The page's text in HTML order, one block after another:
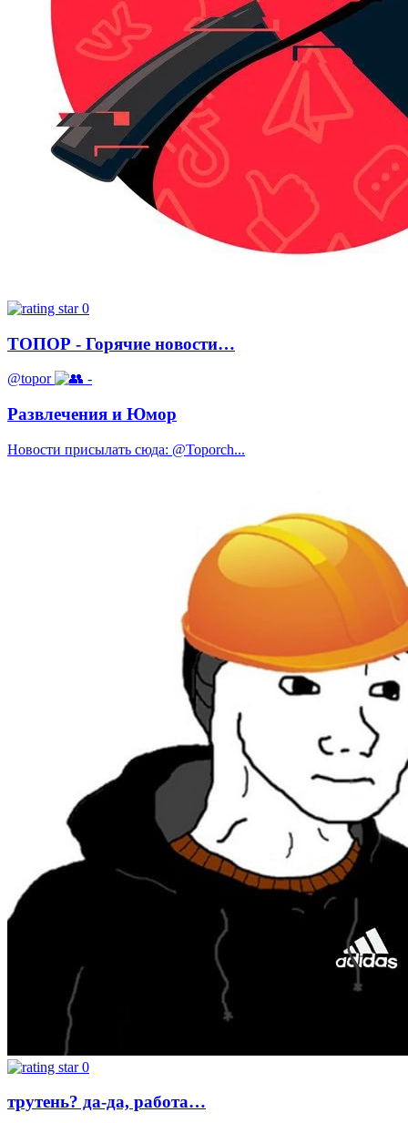
0
ТОПОР - Горячие новости…
@topor -
Развлечения и Юмор
Новости присылать сюда: @Toporch...
0
трутень? да-да, работа…